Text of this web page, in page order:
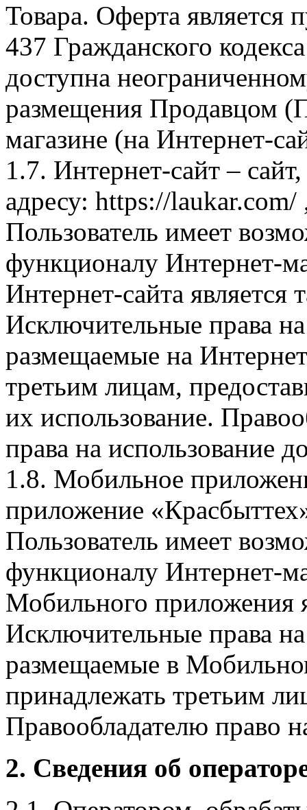
Товара. Оферта является
437 Гражданского
доступна
размещения Продавцом
магазине (на Интернет-
1.7. Интернет-сайт –
адресу: https://laukar.com/
Пользователь имеет
функционалу Интернет-
Интернет-сайта
Исключительные права
размещаемые на
третьим лицам,
их использование.
права на использование
1.8. Мобильное
приложение
Пользователь имеет
функционалу Интернет-
Мобильного приложения
Исключительные права
размещаемые в
принадлежать третьим
Правообладателю право
2. Сведения об